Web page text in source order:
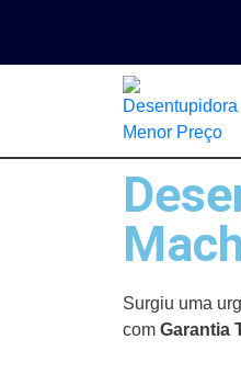
Surgiu uma
com Garantia